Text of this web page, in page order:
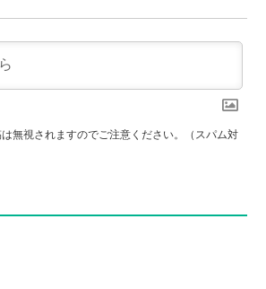
無視されますのでご注意ください。（スパム対